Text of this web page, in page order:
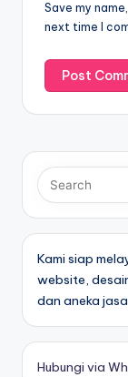
Save my
next time I
Kami siap
website,
dan aneka
Hubungi via